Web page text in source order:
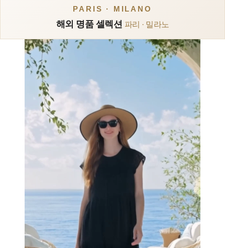
PARIS · MILANO
해외 명품 셀렉션 파리 · 밀라노